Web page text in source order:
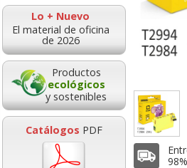
Lo + Nuevo
El material de oficina
de 2026
Productos
ecológicos
y sostenibles
Catálogos PDF
1,95 €
con Iva
desde:1,95
2,36 con Iva